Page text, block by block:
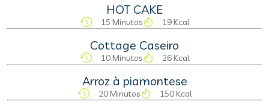
HOT CAKE
15 Minutos 19 Kcal
Cottage Caseiro
10 Minutos 26 Kcal
Arroz à piamontese
20 Minutos 150 Kcal